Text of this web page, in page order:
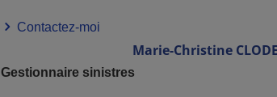
Contactez-moi
Marie-Christine
Gestionnaire sinistres